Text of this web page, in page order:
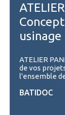
usinage
ATELIER
de vos
l'ensemble
BATIDOC